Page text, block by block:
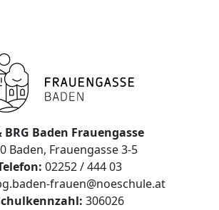
BRG Baden Frauengasse
Baden, Frauengasse 3-5
02252 / 444 03
frauen@noeschule.at
306026